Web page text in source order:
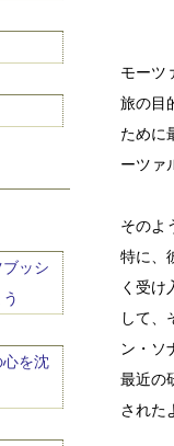
ッシ
を沈
モーツ
旅の目
ために
ーツァ
そのよ
特に、
く受け
して、
ン・ソ
最近の
された